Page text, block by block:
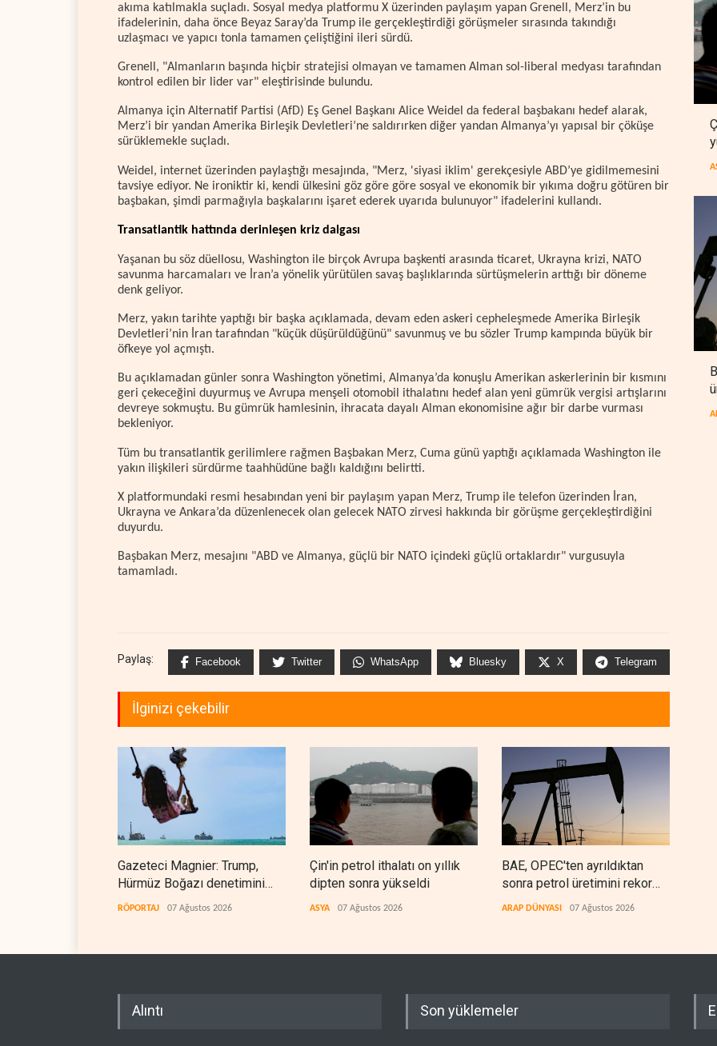
akıma katılmakla suçladı. Sosyal medya platformu X üzerinden paylaşım yapan Grenell, Merz’in bu
ifadelerinin, daha önce Beyaz Saray’da Trump ile gerçekleştirdiği görüşmeler sırasında takındığı
uzlaşmacı ve yapıcı tonla tamamen çeliştiğini ileri sürdü.
Grenell, "Almanların başında hiçbir stratejisi olmayan ve tamamen Alman sol-liberal medyası tarafından
kontrol edilen bir lider var" eleştirisinde bulundu.
Almanya için Alternatif Partisi (AfD) Eş Genel Başkanı Alice Weidel da federal başbakanı hedef alarak,
Merz’i bir yandan Amerika Birleşik Devletleri’ne saldırırken diğer yandan Almanya’yı yapısal bir çöküşe
sürüklemekle suçladı.
Weidel, internet üzerinden paylaştığı mesajında, "Merz, 'siyasi iklim' gerekçesiyle ABD’ye gidilmemesini
tavsiye ediyor. Ne ironiktir ki, kendi ülkesini göz göre göre sosyal ve ekonomik bir yıkıma doğru götüren bir
başbakan, şimdi parmağıyla başkalarını işaret ederek uyarıda bulunuyor" ifadelerini kullandı.
Transatlantik hattında derinleşen kriz dalgası
Yaşanan bu söz düellosu, Washington ile birçok Avrupa başkenti arasında ticaret, Ukrayna krizi, NATO
savunma harcamaları ve İran’a yönelik yürütülen savaş başlıklarında sürtüşmelerin arttığı bir döneme
denk geliyor.
Merz, yakın tarihte yaptığı bir başka açıklamada, devam eden askeri cepheleşmede Amerika Birleşik
Devletleri’nin İran tarafından "küçük düşürüldüğünü" savunmuş ve bu sözler Trump kampında büyük bir
öfkeye yol açmıştı.
Bu açıklamadan günler sonra Washington yönetimi, Almanya’da konuşlu Amerikan askerlerinin bir kısmını
geri çekeceğini duyurmuş ve Avrupa menşeli otomobil ithalatını hedef alan yeni gümrük vergisi artışlarını
devreye sokmuştu. Bu gümrük hamlesinin, ihracata dayalı Alman ekonomisine ağır bir darbe vurması
bekleniyor.
Tüm bu transatlantik gerilimlere rağmen Başbakan Merz, Cuma günü yaptığı açıklamada Washington ile
yakın ilişkileri sürdürme taahhüdüne bağlı kaldığını belirtti.
X platformundaki resmi hesabından yeni bir paylaşım yapan Merz, Trump ile telefon üzerinden İran,
Ukrayna ve Ankara’da düzenlenecek olan gelecek NATO zirvesi hakkında bir görüşme gerçekleştirdiğini
duyurdu.
Başbakan Merz, mesajını "ABD ve Almanya, güçlü bir NATO içindeki güçlü ortaklardır" vurgusuyla
tamamladı.
Paylaş: Facebook Twitter WhatsApp Bluesky X Telegram
İlginizi çekebilir
Gazeteci Magnier: Trump,
Hürmüz Boğazı denetimini
doğrudan İran ve Umman'a
RÖPORTAJ 07 Ağustos 2026
Çin'in petrol ithalatı on yıllık
dipten sonra yükseldi
ASYA 07 Ağustos 2026
BAE, OPEC'ten ayrıldıktan
sonra petrol üretimini rekor
düzeye çıkardı
ARAP DÜNYASI 07 Ağustos 2026
Alıntı Son yüklemeler